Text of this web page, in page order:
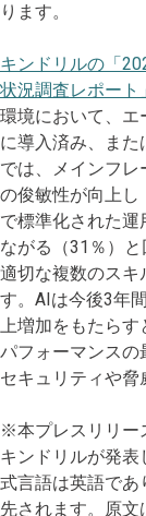
ります。
キンドリルの「
状況調査レポート」
環境において、エ
に導入済み、ま
では、メインフ
の俊敏性が向上し
で標準化された
ながる（31％）
適切な複数のスキ
す。AIは今後3年
上増加をもたらす
パフォーマンスの
セキュリティや脅
※本プレスリリー
キンドリルが発
式言語は英語であ
先されます。原文